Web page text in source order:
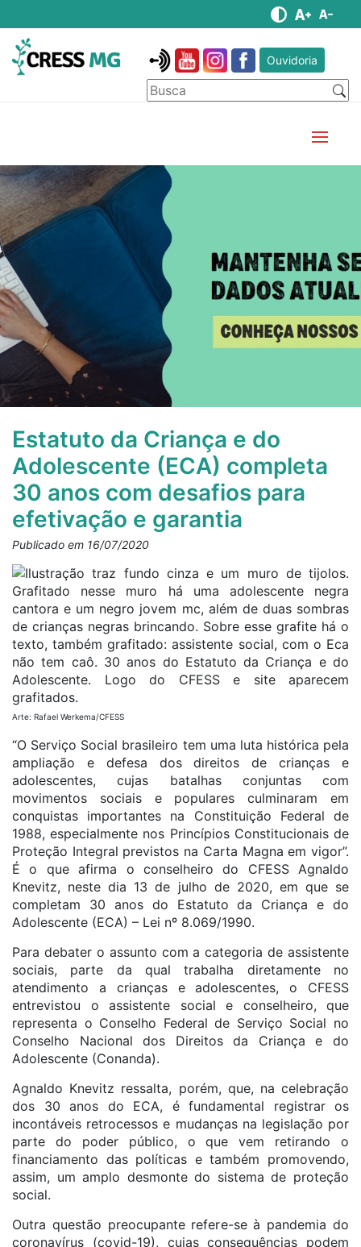
Ouvidoria
Estatuto da Criança e do
Adolescente (ECA) completa
30 anos com desafios para
efetivação e garantia
Publicado em 16/07/2020
Arte: Rafael Werkema/CFESS
“O Serviço Social brasileiro tem uma luta histórica pela
ampliação e defesa dos direitos de crianças e
adolescentes, cujas batalhas conjuntas com
movimentos sociais e populares culminaram em
conquistas importantes na Constituição Federal de
1988, especialmente nos Princípios Constitucionais de
Proteção Integral previstos na Carta Magna em vigor”.
É o que afirma o conselheiro do CFESS Agnaldo
Knevitz, neste dia 13 de julho de 2020, em que se
completam 30 anos do Estatuto da Criança e do
Adolescente (ECA) – Lei nº 8.069/1990.
Para debater o assunto com a categoria de assistente
sociais, parte da qual trabalha diretamente no
atendimento a crianças e adolescentes, o CFESS
entrevistou o assistente social e conselheiro, que
representa o Conselho Federal de Serviço Social no
Conselho Nacional dos Direitos da Criança e do
Adolescente (Conanda).
Agnaldo Knevitz ressalta, porém, que, na celebração
dos 30 anos do ECA, é fundamental registrar os
incontáveis retrocessos e mudanças na legislação por
parte do poder público, o que vem retirando o
financiamento das políticas e também promovendo,
assim, um amplo desmonte do sistema de proteção
social.
Outra questão preocupante refere-se à pandemia do
coronavírus (covid-19), cujas consequências podem